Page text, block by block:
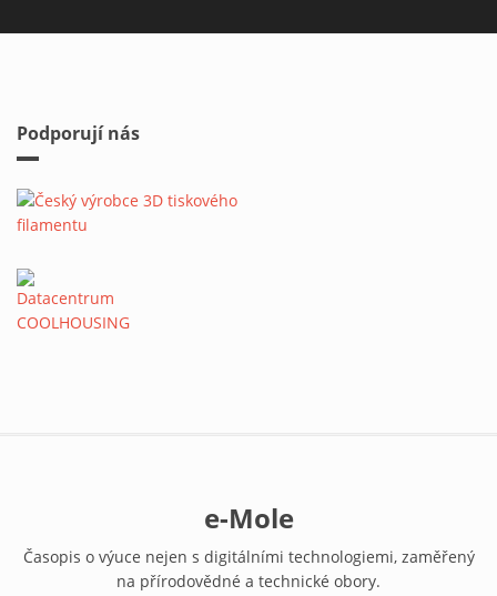
Podporují nás
e-Mole
Časopis o výuce nejen s digitálními technologiemi, zaměřený
na přírodovědné a technické obory.